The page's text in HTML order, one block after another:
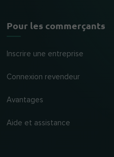
Pour les commerçants
Inscrire une entreprise
Connexion revendeur
Avantages
Aide et assistance